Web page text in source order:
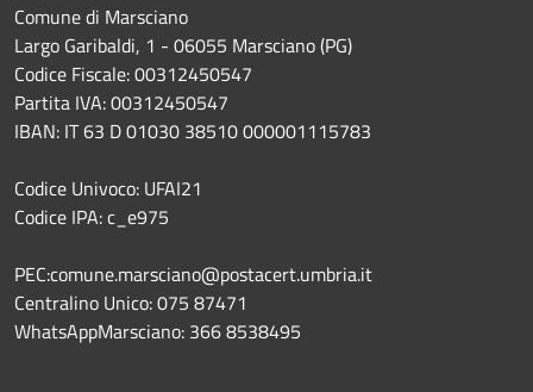
Comune di Marsciano
Largo Garibaldi, 1 - 06055 Marsciano (PG)
Codice Fiscale: 00312450547
Partita IVA: 00312450547
IBAN: IT 63 D 01030 38510 000001115783
Codice Univoco: UFAI21
Codice IPA: c_e975
PEC:comune.marsciano@postacert.umbria.it
Centralino Unico: 075 87471
WhatsAppMarsciano: 366 8538495